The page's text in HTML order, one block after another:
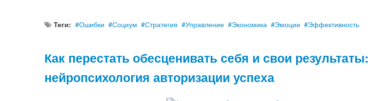
Теги: Ошибки Социум Стратегия Управление Экономика Эмоции Эффективность
Как перестать обесценивать себя и свои результаты:
нейропсихология авторизации успеха